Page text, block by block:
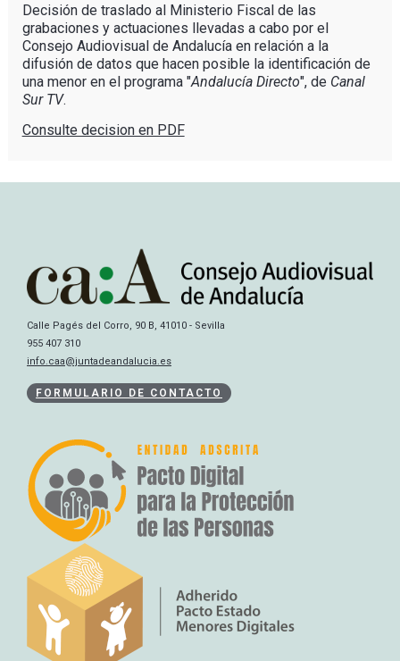
Decisión de traslado al Ministerio Fiscal de las
grabaciones y actuaciones llevadas a cabo por el
Consejo Audiovisual de Andalucía en relación a la
difusión de datos que hacen posible la identificación de
una menor en el programa "Andalucía Directo", de Canal
Sur TV.
Consulte decision en PDF
Calle Pagés del Corro, 90 B, 41010 - Sevilla
955 407 310
info.caa@juntadeandalucia.es
FORMULARIO DE CONTACTO